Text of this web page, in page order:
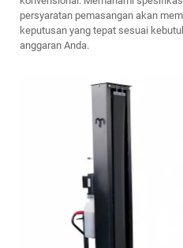
persyaratan pemasangan akan
keputusan yang tepat sesuai
anggaran Anda.